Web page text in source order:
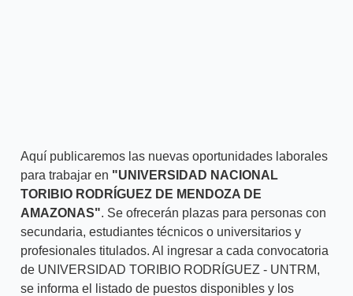
Aquí publicaremos las nuevas oportunidades laborales
para trabajar en "UNIVERSIDAD NACIONAL
TORIBIO RODRÍGUEZ DE MENDOZA DE
AMAZONAS". Se ofrecerán plazas para personas con
secundaria, estudiantes técnicos o universitarios y
profesionales titulados. Al ingresar a cada convocatoria
de UNIVERSIDAD TORIBIO RODRÍGUEZ - UNTRM,
se informa el listado de puestos disponibles y los